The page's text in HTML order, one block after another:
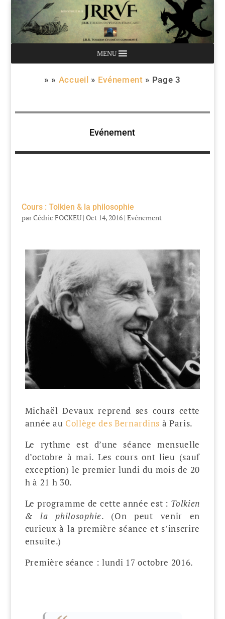
MENU
» » Accueil » Evénement » Page 3
Evénement
Cours : Tolkien & la philosophie
parCédric FOCKEU| Oct 14, 2016| Evénement
Michaël Devaux reprend ses cours cette
année au Collège des Bernardins à Paris.
Le rythme est d’une séance mensuelle
d’octobre à mai. Les cours ont lieu (sauf
exception) le premier lundi du mois de 20
h à 21 h 30.
Le programme de cette année est : Tolkien
& la philosophie. (On peut venir en
curieux à la première séance et s’inscrire
ensuite.)
Première séance : lundi 17 octobre 2016.